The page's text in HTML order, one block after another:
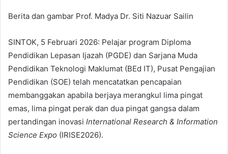
Berita dan gambar Prof. Madya Dr. Siti Nazuar Sailin
SINTOK, 5 Februari 2026: Pelajar program Diploma
Pendidikan Lepasan Ijazah (PGDE) dan Sarjana Muda
Pendidikan Teknologi Maklumat (BEd IT), Pusat Pengajian
Pendidikan (SOE) telah mencatatkan pencapaian
membanggakan apabila berjaya merangkul lima pingat
emas, lima pingat perak dan dua pingat gangsa dalam
pertandingan inovasi International Research & Information
Science Expo (IRISE2026).